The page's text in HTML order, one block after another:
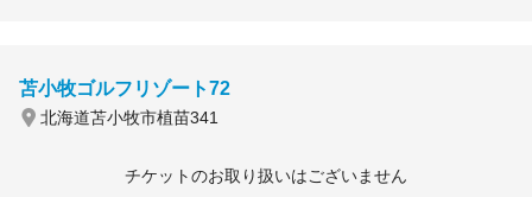
苫小牧ゴルフリゾート72
北海道苫小牧市植苗341
チケットのお取り扱いはございません